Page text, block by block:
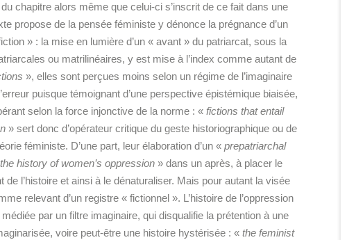
chapitre alors même que celui-ci s’inscrit de ce fait dans une
propose de la pensée féministe y dénonce la prégnance d’un
» : la mise en lumière d’un « avant » du patriarcat, sous la
ou matrilinéaires, y est mise à l’index comme autant de
», elles sont perçues moins selon un régime de l’imaginaire
puisque témoignant d’une perspective épistémique biaisée,
selon la force injonctive de la norme : « fictions that entail
» sert donc d’opérateur critique du geste historiographique ou de
féministe. D’une part, leur élaboration d’un « prepatriarchal
the history of women’s oppression» dans un après, à placer le
l’histoire et ainsi à le dénaturaliser. Mais pour autant la visée
relevant d’un registre « fictionnel ». L’histoire de l’oppression
par un filtre imaginaire, qui disqualifie la prétention à une
voire peut-être une histoire hystérisée : « the feminist